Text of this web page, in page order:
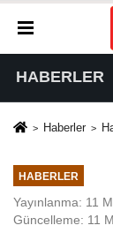
HABERLER
Haberler
HABERLER
Yayınlanma: 11
Güncelleme: 11